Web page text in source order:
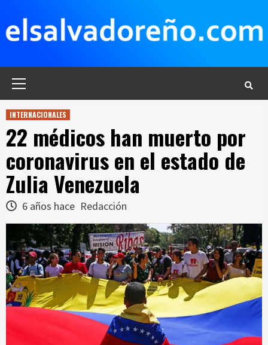
contenido
INTERNACIONALES
22 médicos han muerto por
coronavirus en el estado de
Zulia Venezuela
6 años hace Redacción